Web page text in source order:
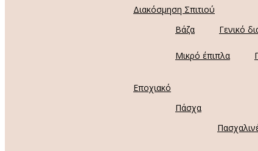
Διακόσμηση Σπιτιού
Βάζα
Γενικό
Μικρό έπιπλα
Εποχιακό
Πάσχα